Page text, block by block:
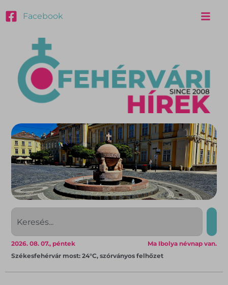
Facebook
Ma Ibolya névnap van.
2026. 08. 07., péntek
Székesfehérvár most: 24°C, szórványos felhőzet